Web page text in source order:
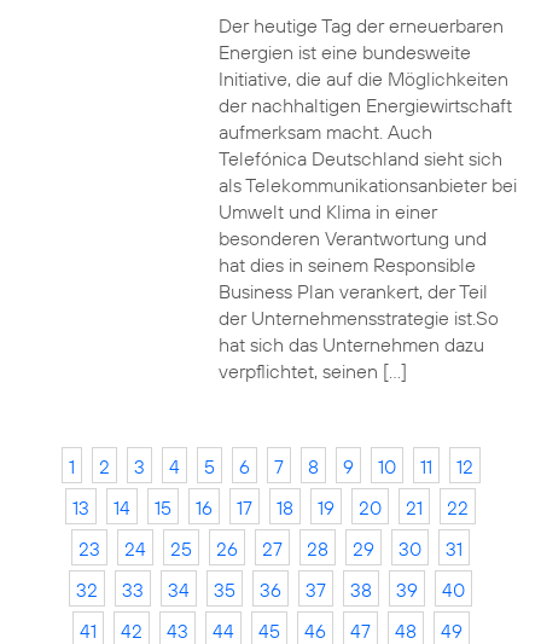
Der heutige Tag der erneuerbaren
Energien ist eine bundesweite
Initiative, die auf die Möglichkeiten
der nachhaltigen Energiewirtschaft
aufmerksam macht. Auch
Telefónica Deutschland sieht sich
als Telekommunikationsanbieter bei
Umwelt und Klima in einer
besonderen Verantwortung und
hat dies in seinem Responsible
Business Plan verankert, der Teil
der Unternehmensstrategie ist.So
hat sich das Unternehmen dazu
verpflichtet, seinen […]
1 2 3 4 5 6 7 8 9 10 11
12
13
14 15 16 17 18 19 20 21
22
23
24 25 26 27 28 29 30
31
32
33 34 35 36 37 38 39
40
41
42 43 44 45 46 47 48
49